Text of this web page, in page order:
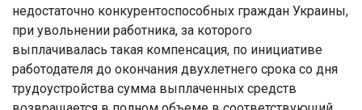
недостаточно конкурентоспособных граждан Украины,
при увольнении работника, за которого
выплачивалась такая компенсация, по инициативе
работодателя до окончания двухлетнего срока со дня
трудоустройства сумма выплаченных средств